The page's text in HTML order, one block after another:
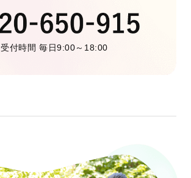
受付時間 毎日9:00～18:00